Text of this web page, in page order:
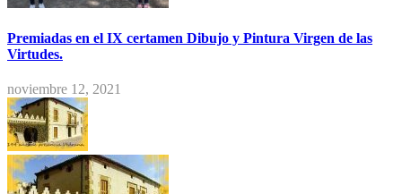
Premiadas en el IX certamen Dibujo y Pintura Virgen de las
Virtudes.
noviembre 12, 2021